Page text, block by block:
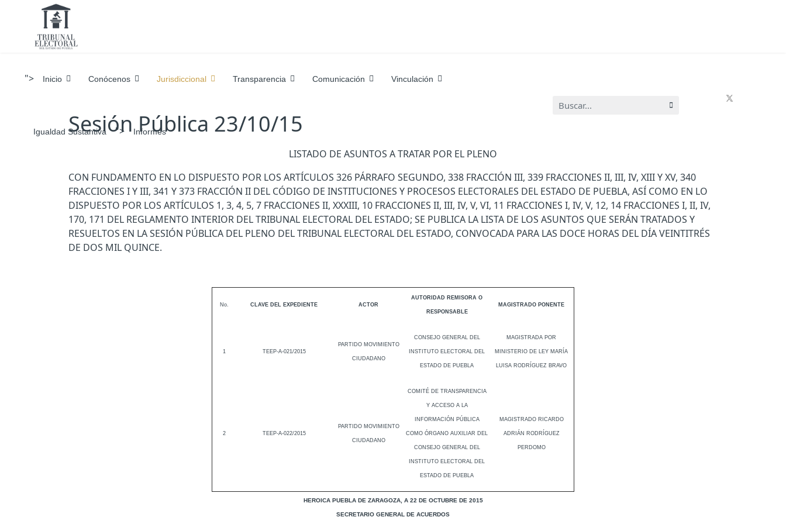
"> Inicio Conócenos Jurisdiccional Transparencia Comunicación Vinculación
Igualdad Sustantiva "> Informes
Buscar...
Sesión Pública 23/10/15
LISTADO DE ASUNTOS A TRATAR POR EL PLENO
CON FUNDAMENTO EN LO DISPUESTO POR LOS ARTÍCULOS 326 PÁRRAFO SEGUNDO, 338 FRACCIÓN III, 339 FRACCIONES II, III, IV, XIII Y XV, 340
FRACCIONES I Y III, 341 Y 373 FRACCIÓN II DEL CÓDIGO DE INSTITUCIONES Y PROCESOS ELECTORALES DEL ESTADO DE PUEBLA, ASÍ COMO EN LO
DISPUESTO POR LOS ARTÍCULOS 1, 3, 4, 5, 7 FRACCIONES II, XXXIII, 10 FRACCIONES II, III, IV, V, VI, 11 FRACCIONES I, IV, V, 12, 14 FRACCIONES I, II, IV,
170, 171 DEL REGLAMENTO INTERIOR DEL TRIBUNAL ELECTORAL DEL ESTADO; SE PUBLICA LA LISTA DE LOS ASUNTOS QUE SERÁN TRATADOS Y
RESUELTOS EN LA SESIÓN PÚBLICA DEL PLENO DEL TRIBUNAL ELECTORAL DEL ESTADO, CONVOCADA PARA LAS DOCE HORAS DEL DÍA VEINTITRÉS
DE DOS MIL QUINCE.
No. CLAVE DEL EXPEDIENTE ACTOR
AUTORIDAD REMISORA O
RESPONSABLE
MAGISTRADO PONENTE
1 TEEP-A-021/2015
PARTIDO MOVIMIENTO
CIUDADANO
CONSEJO GENERAL DEL
INSTITUTO ELECTORAL DEL
ESTADO DE PUEBLA
MAGISTRADA POR
MINISTERIO DE LEY MARÍA
LUISA RODRÍGUEZ BRAVO
2 TEEP-A-022/2015
PARTIDO MOVIMIENTO
CIUDADANO
COMITÉ DE TRANSPARENCIA
Y ACCESO A LA
INFORMACIÓN PÚBLICA
COMO ÓRGANO AUXILIAR DEL
CONSEJO GENERAL DEL
INSTITUTO ELECTORAL DEL
ESTADO DE PUEBLA
MAGISTRADO RICARDO
ADRIÁN RODRÍGUEZ
PERDOMO
HEROICA PUEBLA DE ZARAGOZA, A 22 DE OCTUBRE DE 2015
SECRETARIO GENERAL DE ACUERDOS